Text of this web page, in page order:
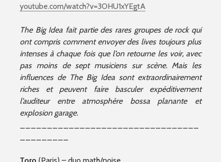
youtube.com/watch?v=3OHU1xYEgtA
The Big Idea fait partie des rares groupes de rock qui
ont compris comment envoyer des lives toujours plus
intenses à chaque fois que l’on retourne les voir, avec
pas moins de sept musiciens sur scène. Mais les
influences de The Big Idea sont extraordinairement
riches et peuvent faire basculer expéditivement
l’auditeur entre atmosphère bossa planante et
explosion garage.
Toro (Paris) – duo math/noise